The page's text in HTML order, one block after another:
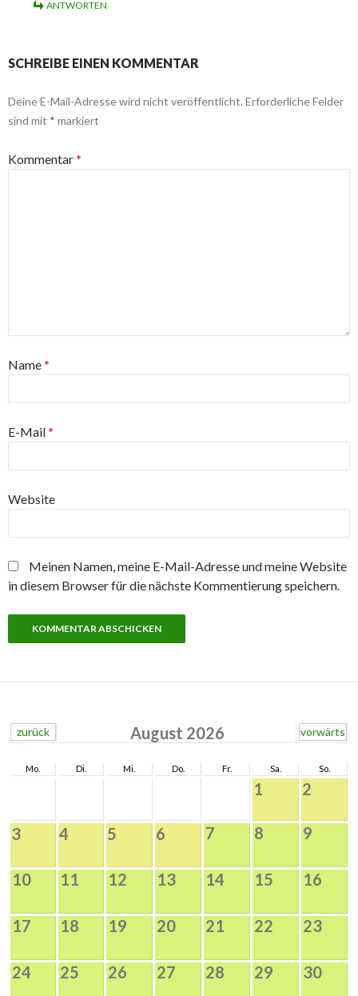
ANTWORTEN
SCHREIBE EINEN KOMMENTAR
Deine E-Mail-Adresse wird nicht veröffentlicht. Erforderliche Felder
sind mit * markiert
Kommentar*
Name*
E-Mail*
Website
Meinen Namen, meine E-Mail-Adresse und meine Website
in diesem Browser für die nächste Kommentierung speichern.
zurück August 2026 vorwärts
Mo. Di. Mi. Do. Fr. Sa. So.
1 2
3 4 5 6 7 8 9
10 11 12 13 14 15 16
17 18 19 20 21 22 23
24 25 26 27 28 29 30